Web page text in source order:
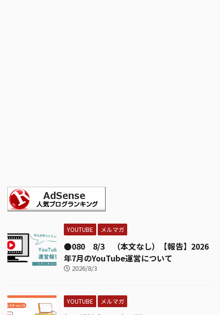
YOUTUBE メルマガ
●080 8/3 （本文なし）【報告】2026
年7月のYouTube運営について
2026/8/3
YOUTUBE メルマガ